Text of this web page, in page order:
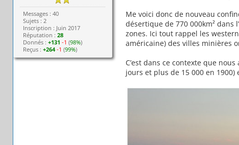
Messages : 40
Sujets : 2
Inscription : Juin 2017
Réputation : 28
Donnés : +131 -1 (98%)
Reçus : +264 -1 (99%)
Me voici donc de nouveau
désertique de 770 000km² dans
zones. Ici tout rappel les
américaine) des villes minières
C’est dans ce contexte que
jours et plus de 15 000 en 1900)